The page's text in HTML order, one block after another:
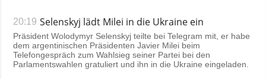
Wiederaufbau
der Ukraine
Politik
services
Politik zur
Vertraulichkeit
und zum Schutz
20:19 Selenskyj lädt Milei in die Ukraine ein
Präsident Wolodymyr Selenskyj teilte bei Telegram mit, er habe
dem argentinischen Präsidenten Javier Milei beim
Telefongespräch zum Wahlsieg seiner Partei bei den
Parlamentswahlen gratuliert und ihn in die Ukraine eingeladen.